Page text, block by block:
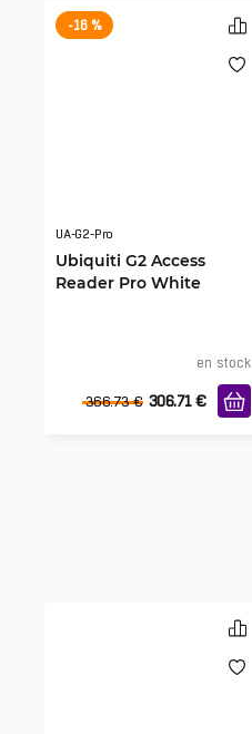
-16 %
UA-G2-Pro
Ubiquiti G2 Access
Reader Pro White
en stock
366.73 € 306.71 €